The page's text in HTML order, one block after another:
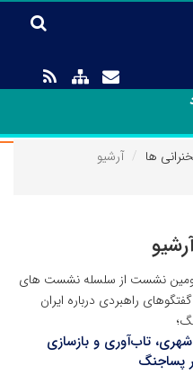
ها
آرشیو
نشست از سلسله نشست های
راهبردی درباره ایران
تاب‌آوری و بازسازی
پساجنگ